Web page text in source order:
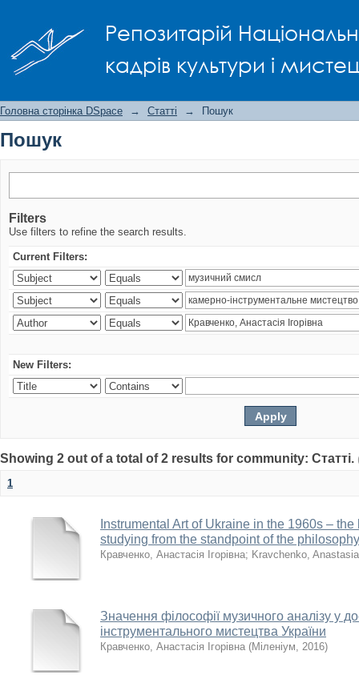
Репозитарій
кадрів культури і
Головна сторінка DSpace → Статті → Пошук
Пошук
Filters
Use filters to refine the search results.
Current Filters:
New Filters:
Showing 2 out of a total of 2 results for community: Статті.
1
Instrumental Art of Ukraine in the 1960s –
studying from the standpoint of the
Кравченко, Анастасія Ігорівна; Kravchenko, Anastasia
Значення філософії музичного аналізу у
інструментального мистецтва України
Кравченко, Анастасія Ігорівна (Міленіум, 2016)